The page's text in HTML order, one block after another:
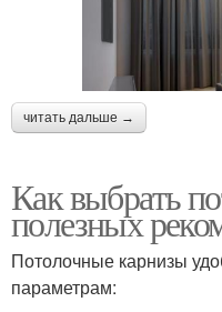
читать дальше →
Как выбрать
полезных
Потолочные карнизы
параметрам: